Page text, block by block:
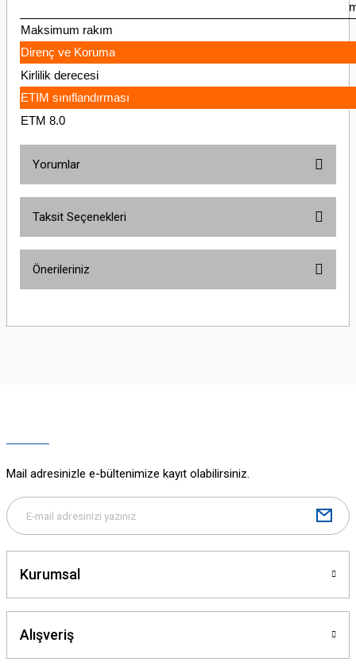
Maksimum rakım
Direnç ve Koruma
Kirlilik derecesi
ETIM sınıflandırması
ETM 8.0
Yorumlar
Taksit Seçenekleri
Önerileriniz
yetersiz gördüğünüz noktaları öneri formunu kullanarak tarafımıza
Bu ürüne benzer farklı alternatifler olmalı.
Mail adresinizle e-bültenimize kayıt olabilirsiniz.
Kurumsal
Alışveriş